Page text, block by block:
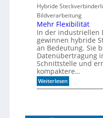
e
l
o
r
g
e
n
b
a
u
e
n
u
t
s
c
h
l
a
n
d
i
m
B
i
Hybride
Bildverarbeitung
Mehr Flexibilität
In der industriellen
gewinnen hybride
an Bedeutung. Sie
Datenübertragung
Schnittstelle und
kompaktere…
Weiterlesen:
M
F